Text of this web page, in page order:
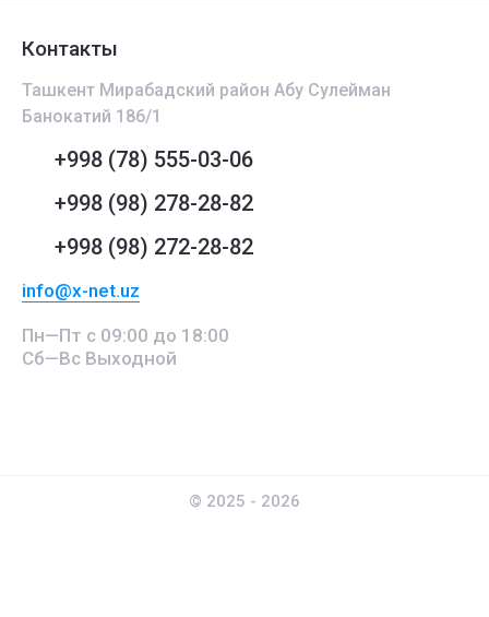
Контакты
Ташкент Мирабадский район Абу Сулейман
Банокатий 186/1
+998 (78) 555-03-06
+998 (98) 278-28-82
+998 (98) 272-28-82
info@x-net.uz
Пн—Пт с 09:00 до 18:00
Сб—Вс Выходной
© 2025 - 2026